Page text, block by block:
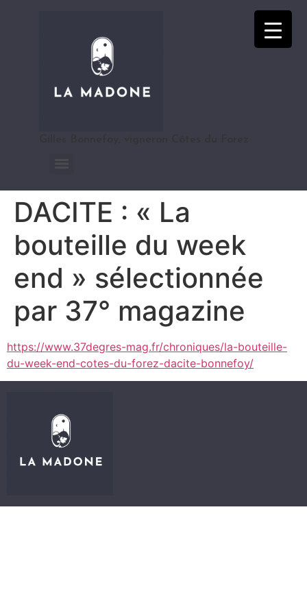
DACITE : « La
bouteille du week
end » sélectionnée
par 37° magazine
https://www.37degres-mag.fr/chroniques/la-bouteille-
du-week-end-cotes-du-forez-dacite-bonnefoy/